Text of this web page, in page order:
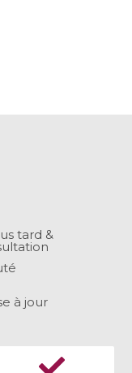
tard &
à jour